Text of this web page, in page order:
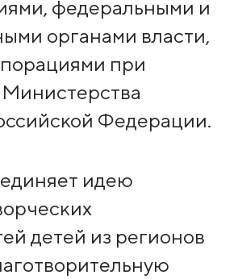
федеральными и
органами власти,
при
Федерации.
идею
детей из регионов